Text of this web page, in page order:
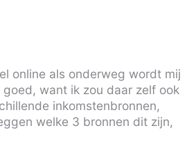
online als onderweg wordt mij
want ik zou daar zelf ook
inkomstenbronnen,
welke 3 bronnen dit zijn,